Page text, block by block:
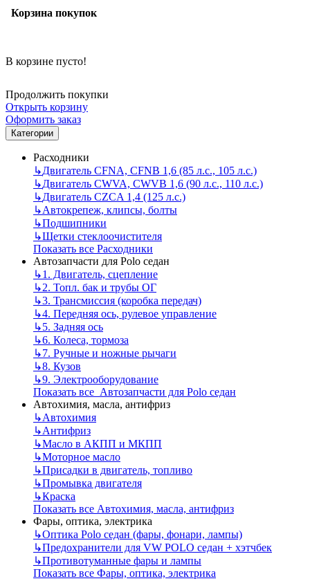
Корзина покупок
В корзине пусто!
Продолжить покупки
Открыть корзину
Оформить заказ
Категории
Расходники
↳Двигатель CFNA, CFNB 1,6 (85 л.с., 105 л.с.)
↳Двигатель CWVA, CWVB 1,6 (90 л.с., 110 л.с.)
↳Двигатель CZCA 1,4 (125 л.с.)
↳Автокрепеж, клипсы, болты
↳Подшипники
↳Щетки стеклоочистителя
Показать все Расходники
Автозапчасти для Polo седан
↳1. Двигатель, сцепление
↳2. Топл. бак и трубы ОГ
↳3. Трансмиссия (коробка передач)
↳4. Передняя ось, рулевое управление
↳5. Задняя ось
↳6. Колеса, тормоза
↳7. Ручные и ножные рычаги
↳8. Кузов
↳9. Электрооборудование
Показать все Автозапчасти для Polo седан
Автохимия, масла, антифриз
↳Автохимия
↳Антифриз
↳Масло в АКПП и МКПП
↳Моторное масло
↳Присадки в двигатель, топливо
↳Промывка двигателя
↳Краска
Показать все Автохимия, масла, антифриз
Фары, оптика, электрика
↳Оптика Polo седан (фары, фонари, лампы)
↳Предохранители для VW POLO седан + хэтчбек
↳Противотуманные фары и лампы
Показать все Фары, оптика, электрика